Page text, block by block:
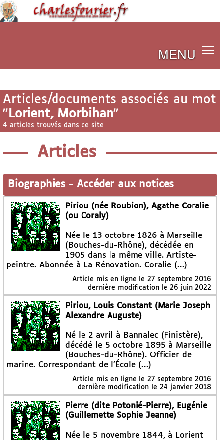
MENU
Articles/documents associés au mot
" Lorient, Morbihan"
4 articles trouvés dans ce site
Articles
Biographies - Accéder aux notices
Piriou (née Roubion), Agathe Coralie
(ou Coraly)
Née le 13 octobre 1826 à Marseille
(Bouches-du-Rhône), décédée en
1905 dans la même ville. Artiste-
peintre. Abonnée à La Rénovation. Coralie (…)
Article mis en ligne le 27 septembre 2016
dernière modification le 26 juin 2022
Piriou, Louis Constant (Marie Joseph
Alexandre Auguste)
Né le 2 avril à Bannalec (Finistère),
décédé le 5 octobre 1895 à Marseille
(Bouches-du-Rhône). Officier de
marine. Correspondant de l’École (…)
Article mis en ligne le 27 septembre 2016
dernière modification le 24 janvier 2018
Pierre (dite Potonié-Pierre), Eugénie
(Guillemette Sophie Jeanne)
Née le 5 novembre 1844, à Lorient